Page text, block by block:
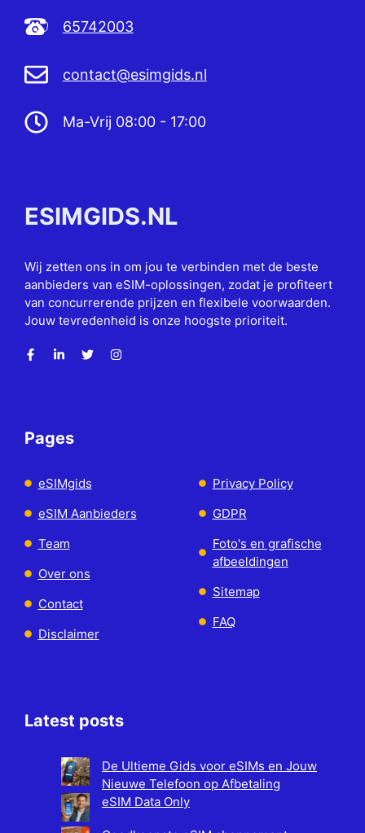
65742003
contact@esimgids.nl
Ma-Vrij 08:00 - 17:00
ESIMGIDS.NL
Wij zetten ons in om jou te verbinden met de beste
aanbieders van eSIM-oplossingen, zodat je profiteert
van concurrerende prijzen en flexibele voorwaarden.
Jouw tevredenheid is onze hoogste prioriteit.
Pages
eSIMgids
eSIM Aanbieders
Team
Over ons
Contact
Disclaimer
Privacy Policy
GDPR
Foto's en grafische
afbeeldingen
Sitemap
FAQ
Latest posts
De Ultieme Gids voor eSIMs en Jouw
Nieuwe Telefoon op Afbetaling
eSIM Data Only